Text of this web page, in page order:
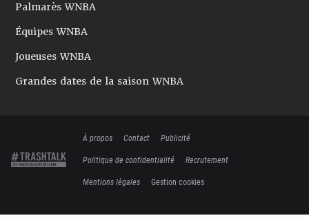
Palmarès WNBA
Équipes WNBA
Joueuses WNBA
Grandes dates de la saison WNBA
À propos Contact
Publicité
Politique de confidentialité
Recrutement
Mentions légales
Gestion cookies